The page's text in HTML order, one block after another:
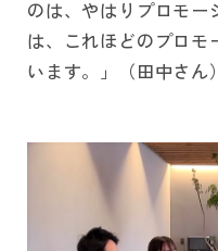
のは、やはりプロモー
は、これほどのプロモ
います。」（田中さん）